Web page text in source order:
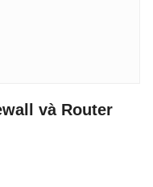
và Router